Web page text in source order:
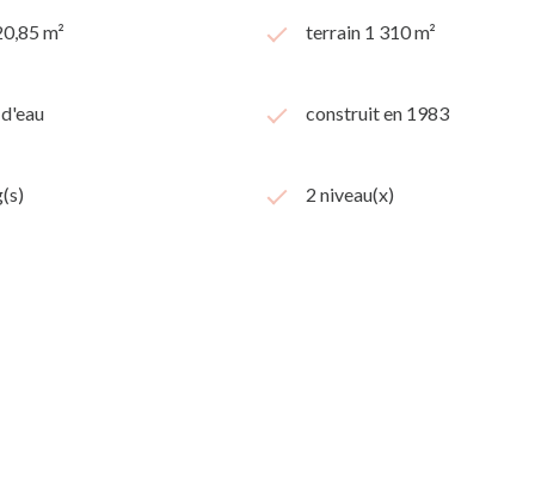
m² terrain 1 310 m²
construit en 1983
2 niveau(x)